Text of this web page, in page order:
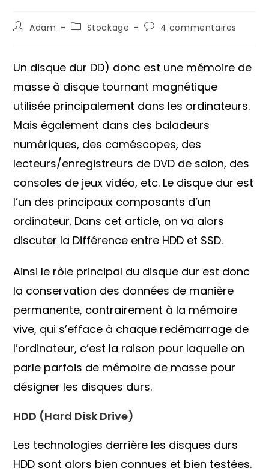
Auteur/autrice
Adam
PostStockage
Commentaires
4 commentaires
Un disque dur DD) donc est une mémoire de
masse à disque tournant magnétique
utilisée principalement dans les ordinateurs.
Mais également dans des baladeurs
numériques, des caméscopes, des
lecteurs/enregistreurs de DVD de salon, des
consoles de jeux vidéo, etc. Le disque dur est
l’un des principaux composants d’un
ordinateur. Dans cet article, on va alors
discuter la Différence entre HDD et SSD.
Ainsi le rôle principal du disque dur est donc
la conservation des données de manière
permanente, contrairement à la mémoire
vive, qui s’efface à chaque redémarrage de
l’ordinateur, c’est la raison pour laquelle on
parle parfois de mémoire de masse pour
désigner les disques durs.
HDD (Hard Disk Drive)
Les technologies derrière les disques durs
HDD sont alors bien connues et bien testées.